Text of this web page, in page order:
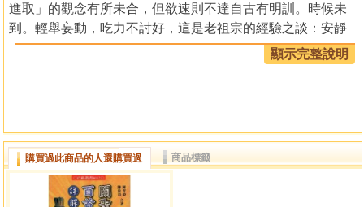
進取」的觀念有所未合，但欲速則不達自古有明訓。時候未
到。輕舉妄動，吃力不討好，這是老祖宗的經驗之談：安靜
安慮得，現代人實有再三參詳的必要。
每首籤詩暗合古人一則典故。旨在透過故事指出籤言的
人的命運可透過積德行善來改變。籤言並非一成不變。諸惡
莫作，眾善奉行是形塑一個人命運的最基本原素。而這也是
解籤者的基本認識及態度。
顯示完整說明
購買過此商品的人還購買過 商品標籤